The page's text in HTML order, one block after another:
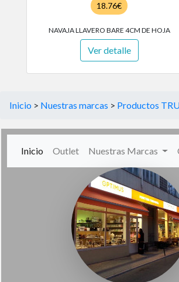
18.76€
NAVAJA LLAVERO BARE 4CM DE HOJA
Ver detalle
Inicio > Nuestras marcas > Productos
Inicio (current)
Outlet Nuestras Marcas